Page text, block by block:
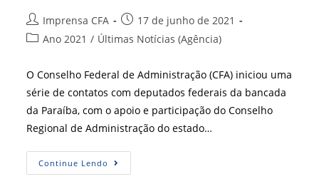
Autor
do
Imprensa CFA
Post
publicado:
17 de junho de 2021
Categoria
post:
Ano 2021 / Últimas Notícias (Agência)
O Conselho Federal de Administração (CFA) iniciou uma
série de contatos com deputados federais da bancada
da Paraíba, com o apoio e participação do Conselho
Regional de Administração do estado…
Continue Lendo Trabalhos
Visam